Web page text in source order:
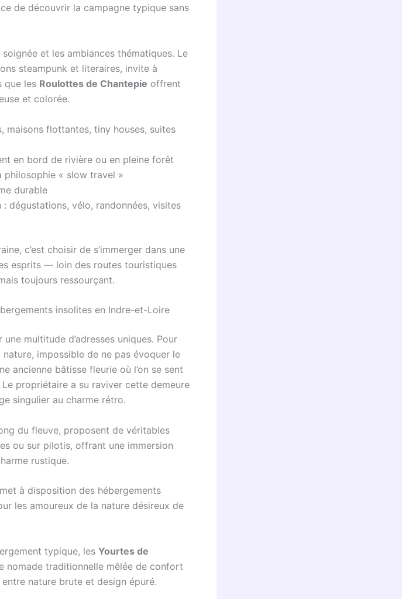
de découvrir la campagne typique sans
et les ambiances thématiques. Le
steampunk et literaires, invite à
que les Roulottes de Chantepie offrent
et colorée.
maisons flottantes, tiny houses, suites
en bord de rivière ou en pleine forêt
philosophie « slow travel »
durable
dégustations, vélo, randonnées, visites
c’est choisir de s’immerger dans une
esprits — loin des routes touristiques
toujours ressourçant.
insolites en Indre-et-Loire
multitude d’adresses uniques. Pour
impossible de ne pas évoquer le
ancienne bâtisse fleurie où l’on se sent
propriétaire a su raviver cette demeure
singulier au charme rétro.
du fleuve, proposent de véritables
ou sur pilotis, offrant une immersion
rustique.
met à disposition des hébergements
les amoureux de la nature désireux de
typique, les Yourtes de
nomade traditionnelle mêlée de confort
nature brute et design épuré.